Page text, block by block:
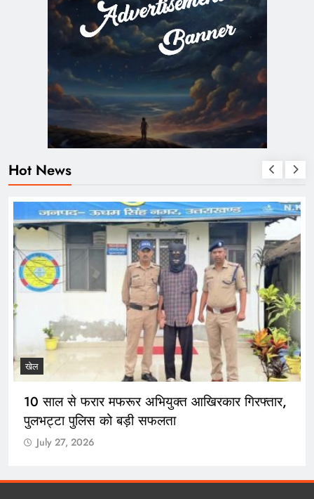
Hot News
खेल
10 साल से फरार मफरूर अभियुक्त आखिरकार गिरफ्तार,
पुलभट्टा पुलिस को बड़ी सफलता
July 27, 2026